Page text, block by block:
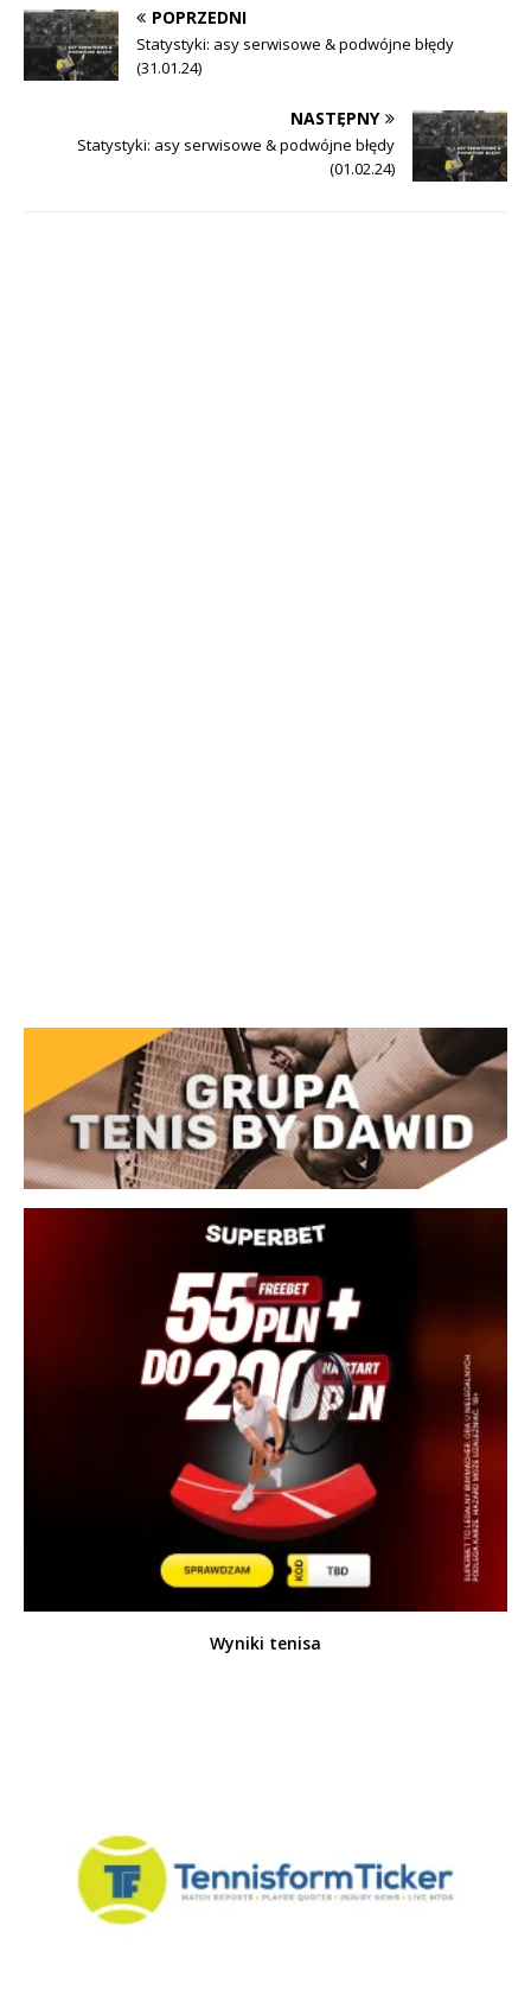
POPRZEDNI
Statystyki: asy serwisowe & podwójne błędy
(31.01.24)
NASTĘPNY
Statystyki: asy serwisowe & podwójne błędy
(01.02.24)
Wyniki tenisa